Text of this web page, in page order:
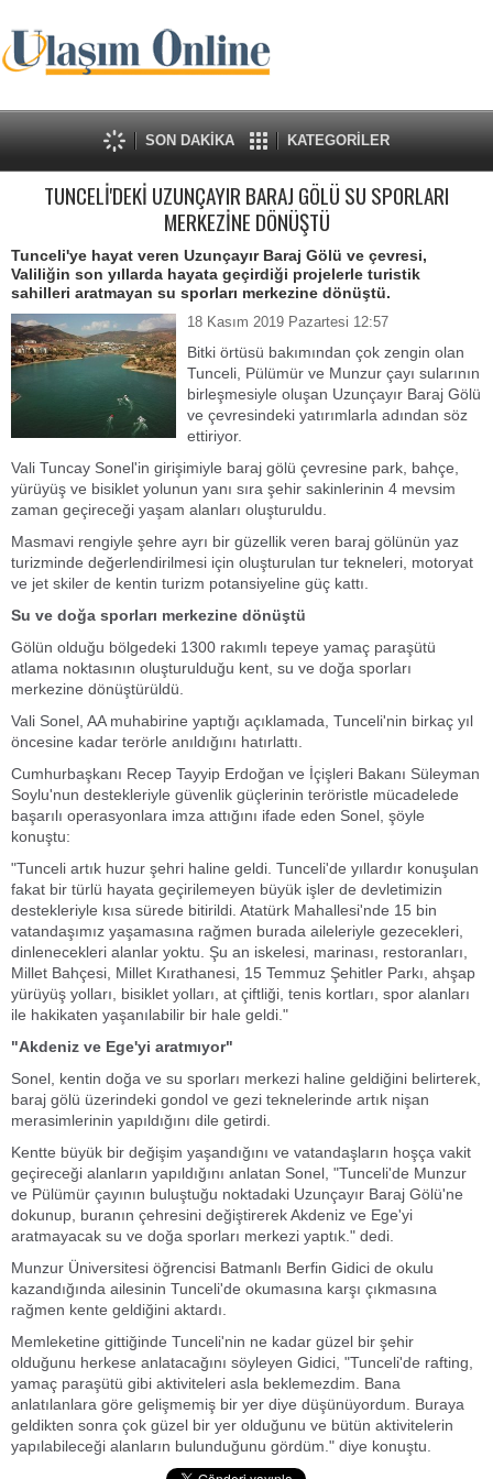
SON DAKİKA KATEGORİLER
TUNCELİ'DEKİ UZUNÇAYIR BARAJ GÖLÜ SU SPORLARI
MERKEZİNE DÖNÜŞTÜ
Tunceli'ye hayat veren Uzunçayır Baraj Gölü ve çevresi,
Valiliğin son yıllarda hayata geçirdiği projelerle turistik
sahilleri aratmayan su sporları merkezine dönüştü.
18 Kasım 2019 Pazartesi 12:57
Bitki örtüsü bakımından çok zengin olan
Tunceli, Pülümür ve Munzur çayı sularının
birleşmesiyle oluşan Uzunçayır Baraj Gölü
ve çevresindeki yatırımlarla adından söz
ettiriyor.
Vali Tuncay Sonel'in girişimiyle baraj gölü çevresine park, bahçe,
yürüyüş ve bisiklet yolunun yanı sıra şehir sakinlerinin 4 mevsim
zaman geçireceği yaşam alanları oluşturuldu.
Masmavi rengiyle şehre ayrı bir güzellik veren baraj gölünün yaz
turizminde değerlendirilmesi için oluşturulan tur tekneleri, motoryat
ve jet skiler de kentin turizm potansiyeline güç kattı.
Su ve doğa sporları merkezine dönüştü
Gölün olduğu bölgedeki 1300 rakımlı tepeye yamaç paraşütü
atlama noktasının oluşturulduğu kent, su ve doğa sporları
merkezine dönüştürüldü.
Vali Sonel, AA muhabirine yaptığı açıklamada, Tunceli'nin birkaç yıl
öncesine kadar terörle anıldığını hatırlattı.
Cumhurbaşkanı Recep Tayyip Erdoğan ve İçişleri Bakanı Süleyman
Soylu'nun destekleriyle güvenlik güçlerinin teröristle mücadelede
başarılı operasyonlara imza attığını ifade eden Sonel, şöyle
konuştu:
"Tunceli artık huzur şehri haline geldi. Tunceli'de yıllardır konuşulan
fakat bir türlü hayata geçirilemeyen büyük işler de devletimizin
destekleriyle kısa sürede bitirildi. Atatürk Mahallesi'nde 15 bin
vatandaşımız yaşamasına rağmen burada aileleriyle gezecekleri,
dinlenecekleri alanlar yoktu. Şu an iskelesi, marinası, restoranları,
Millet Bahçesi, Millet Kırathanesi, 15 Temmuz Şehitler Parkı, ahşap
yürüyüş yolları, bisiklet yolları, at çiftliği, tenis kortları, spor alanları
ile hakikaten yaşanılabilir bir hale geldi."
"Akdeniz ve Ege'yi aratmıyor"
Sonel, kentin doğa ve su sporları merkezi haline geldiğini belirterek,
baraj gölü üzerindeki gondol ve gezi teknelerinde artık nişan
merasimlerinin yapıldığını dile getirdi.
Kentte büyük bir değişim yaşandığını ve vatandaşların hoşça vakit
geçireceği alanların yapıldığını anlatan Sonel, "Tunceli'de Munzur
ve Pülümür çayının buluştuğu noktadaki Uzunçayır Baraj Gölü'ne
dokunup, buranın çehresini değiştirerek Akdeniz ve Ege'yi
aratmayacak su ve doğa sporları merkezi yaptık." dedi.
Munzur Üniversitesi öğrencisi Batmanlı Berfin Gidici de okulu
kazandığında ailesinin Tunceli'de okumasına karşı çıkmasına
rağmen kente geldiğini aktardı.
Memleketine gittiğinde Tunceli'nin ne kadar güzel bir şehir
olduğunu herkese anlatacağını söyleyen Gidici, "Tunceli'de rafting,
yamaç paraşütü gibi aktiviteleri asla beklemezdim. Bana
anlatılanlara göre gelişmemiş bir yer diye düşünüyordum. Buraya
geldikten sonra çok güzel bir yer olduğunu ve bütün aktivitelerin
yapılabileceği alanların bulunduğunu gördüm." diye konuştu.